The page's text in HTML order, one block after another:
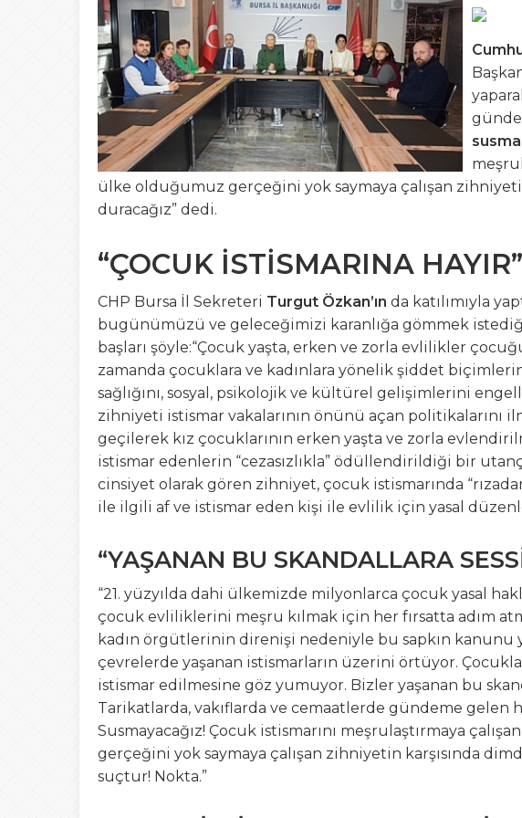
12:20 Bursa Fashion WEEK 9
23:41 OKUR GEZER TUR, GEMLİK
21:03 Gemlik’ten Gagauzya’ya Uzanan
17:35 19 Mayıs Gemlik’te Büyük Coşkuyla
ülke olduğumuz gerçeğini yok saymaya çalışan
duracağız” dedi.
“ÇOCUK İSTİSMARINA HAYIR”
CHP Bursa İl Sekreteri Turgut Özkan’ın da katılımıyla
bugünümüzü ve geleceğimizi karanlığa gömmek
başları şöyle:“Çocuk yaşta, erken ve zorla evlilikler
zamanda çocuklara ve kadınlara yönelik şiddet
sağlığını, sosyal, psikolojik ve kültürel gelişimlerini
zihniyeti istismar vakalarının önünü açan politikalarını
geçilerek kız çocuklarının erken yaşta ve zorla
istismar edenlerin “cezasızlıkla” ödüllendirildiği bir
cinsiyet olarak gören zihniyet, çocuk istismarında
ile ilgili af ve istismar eden kişi ile evlilik için yasal
“YAŞANAN BU SKANDALLARA
“21. yüzyılda dahi ülkemizde milyonlarca çocuk yasal
çocuk evliliklerini meşru kılmak için her fırsatta adım
kadın örgütlerinin direnişi nedeniyle bu sapkın kanunu
çevrelerde yaşanan istismarların üzerini örtüyor.
istismar edilmesine göz yumuyor. Bizler yaşanan bu
Tarikatlarda, vakıflarda ve cemaatlerde gündeme gelen
Susmayacağız! Çocuk istismarını meşrulaştırmaya
gerçeğini yok saymaya çalışan zihniyetin karşısında
suçtur! Nokta.”